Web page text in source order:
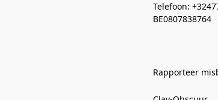
Telefoon:
BE0807838764
Rapporteer